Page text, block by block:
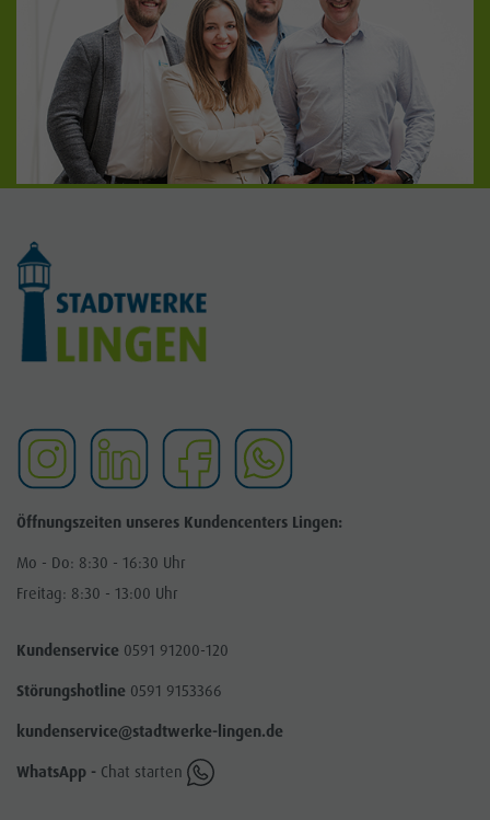
Öffnungszeiten unseres Kundencenters Lingen:
Mo - Do: 8:30 - 16:30 Uhr
Freitag: 8:30 - 13:00 Uhr
Kundenservice 0591 91200-120
Störungshotline 0591 9153366
kundenservice@stadtwerke-lingen.de
WhatsApp - Chat starten